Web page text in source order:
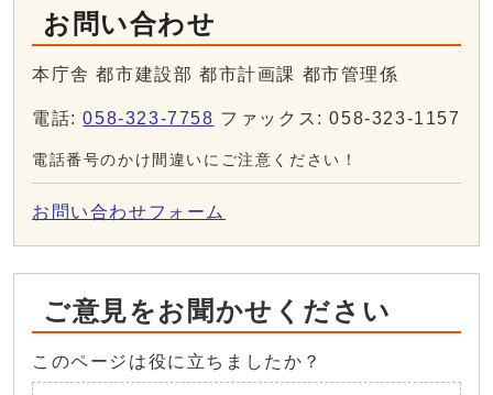
お問い合わせ
本庁舎 都市建設部 都市計画課 都市管理係
電話:058-323-7758 ファックス: 058-323-1157
電話番号のかけ間違いにご注意ください！
お問い合わせフォーム
ご意見をお聞かせください
このページは役に立ちましたか？